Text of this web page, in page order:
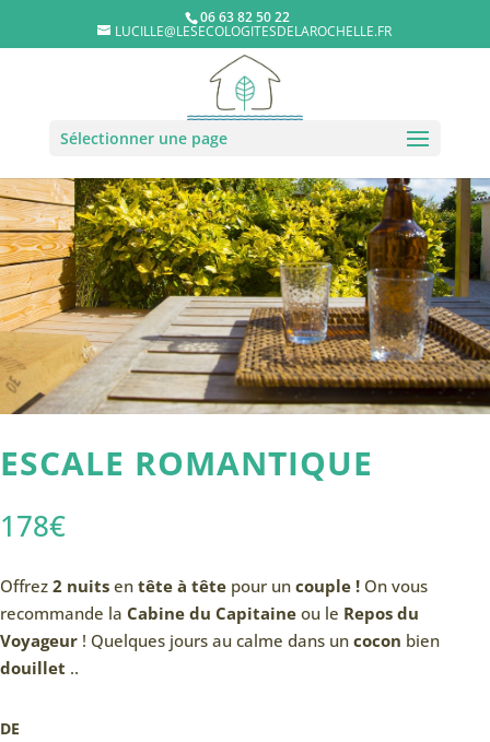
06 63 82 50 22
LUCILLE@LESECOLOGITESDELAROCHELLE.FR
Sélectionner une page
ESCALE ROMANTIQUE
178€
Offrez 2 nuits en tête à tête pour un couple ! On vous
recommande la Cabine du Capitaine ou le Repos du
Voyageur ! Quelques jours au calme dans un cocon bien
douillet ..
DE